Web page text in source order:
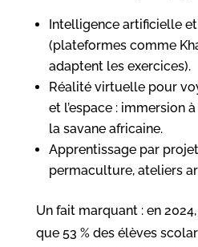
Intelligence artificielle
(plateformes comme
adaptent les exercices).
Réalité virtuelle pour
et l’espace : immersion
la savane africaine.
Apprentissage par projet
permaculture, ateliers
Un fait marquant : en
que 53 % des élèves